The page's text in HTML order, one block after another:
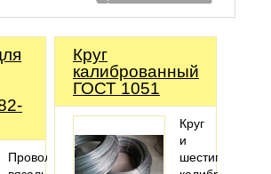
Проволока
Круг
калиброванный
ГОСТ 1051
Круг
и
шестигранник